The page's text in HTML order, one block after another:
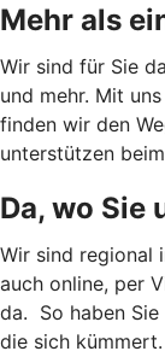
Mehr als
Wir sind für Sie
und mehr. Mit
finden wir den
unterstützen
Da, wo Sie
Wir sind regional
auch online, per
da. So haben Sie
die sich kümmert.